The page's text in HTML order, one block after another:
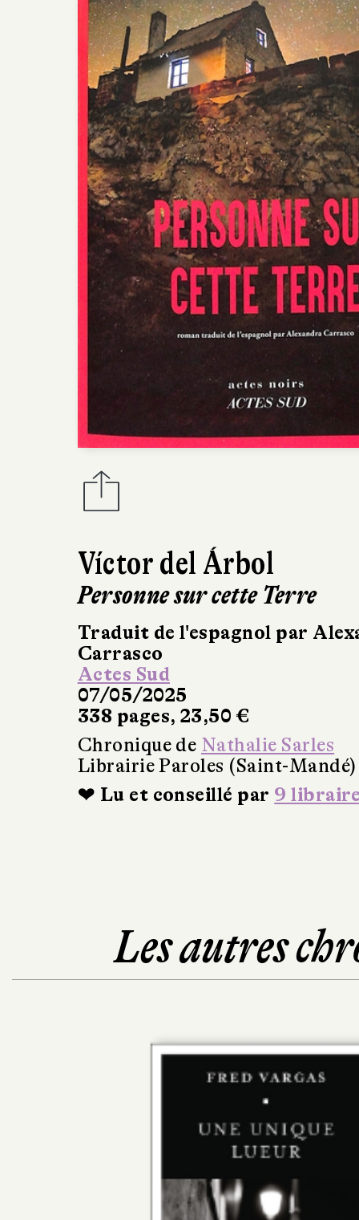
Víctor del Árbol
Personne sur cette Terre
Traduit de l'espagnol par
Carrasco
Actes Sud
07/05/2025
338 pages, 23,50 €
Chronique de Nathalie Sarles
Librairie Paroles (Saint-Mandé)
❤ Lu et conseillé par 9
Les autres